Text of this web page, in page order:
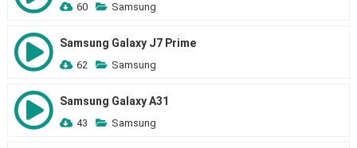
60 Samsung
Samsung Galaxy J7 Prime
62 Samsung
Samsung Galaxy A31
43 Samsung